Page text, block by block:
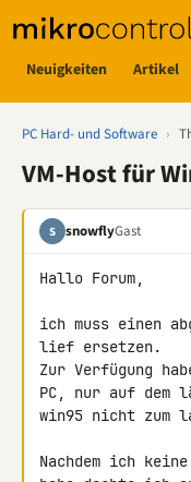
Neuigkeiten Artikel
PC Hard- und Software ›
VM-Host für
S snowflyGast
Hallo Forum,
ich muss einen
lief ersetzen.
Zur Verfügung
PC, nur auf dem
win95 nicht zum
Nachdem ich